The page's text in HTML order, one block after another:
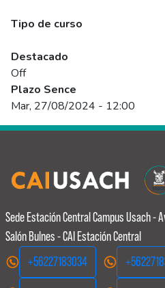
Tipo de curso
Destacado
Off
Plazo Sence
Mar, 27/08/2024 - 12:00
Sede Estación Central Campus Usach -
Salón Bulnes - CAI Estación Central
+56227183034